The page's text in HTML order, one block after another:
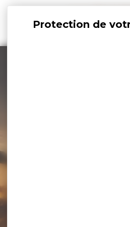
Panneau de gestion des cookies